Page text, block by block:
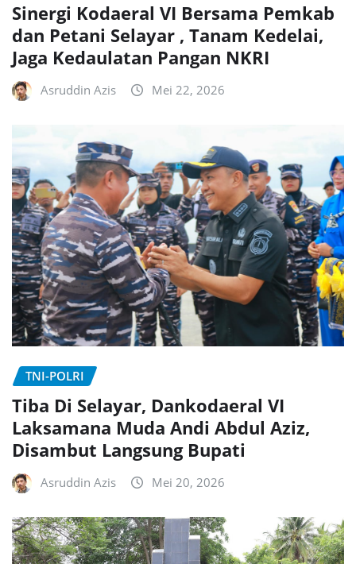
Sinergi Kodaeral VI Bersama Pemkab
dan Petani Selayar , Tanam Kedelai,
Jaga Kedaulatan Pangan NKRI
Asruddin Azis Mei 22, 2026
TNI-POLRI
Tiba Di Selayar, Dankodaeral VI
Laksamana Muda Andi Abdul Aziz,
Disambut Langsung Bupati
Asruddin Azis Mei 20, 2026